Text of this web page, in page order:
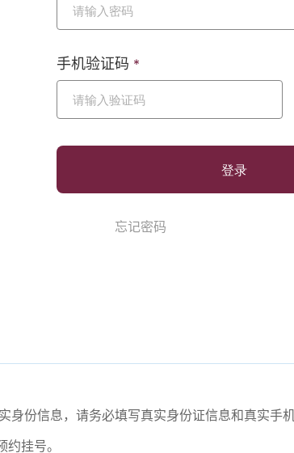
手机验证码 *
登录
忘记密码
身份信息，请务必填写真实身份证信息和真实手机
挂号。